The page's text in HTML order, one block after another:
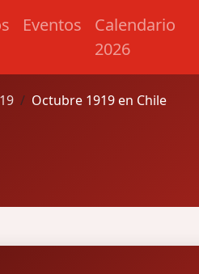
Eventos
Calendario
2026
Octubre 1919 en Chile